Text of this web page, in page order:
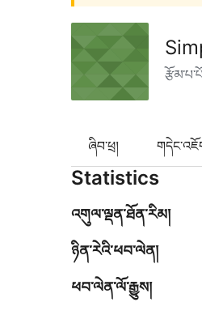
ཞིབ་ཕྲ།
Statistics
འགུལ་ལྡན་ཐོན་རིམ།
ཉིན་རེའི་ཕབ་ལེན།
ཕབ་ལེན་ལོ་རྒྱུས།